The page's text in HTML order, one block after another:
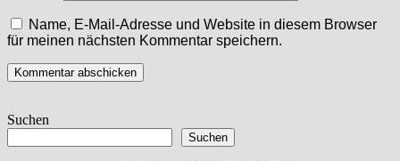
Name, E-Mail-Adresse und Website in diesem Browser
für meinen nächsten Kommentar speichern.
Suchen
Suchen